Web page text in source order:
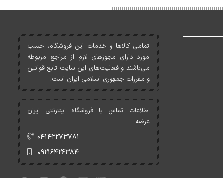
تمامی کالاها و خدمات اين فروشگاه، حسب
مورد دارای مجوزهای لازم از مراجع مربوطه
می‌باشند و فعاليت‌های اين سايت تابع قوانين
و مقررات جمهوری اسلامی ايران است.
اطلاعات تماس با فروشگاه اینترنتی ایران
عرضه:
۰۴۱۴۲۲۷۳۷۸۱
۰۹۲۱۶۴۲۶۳۸۴